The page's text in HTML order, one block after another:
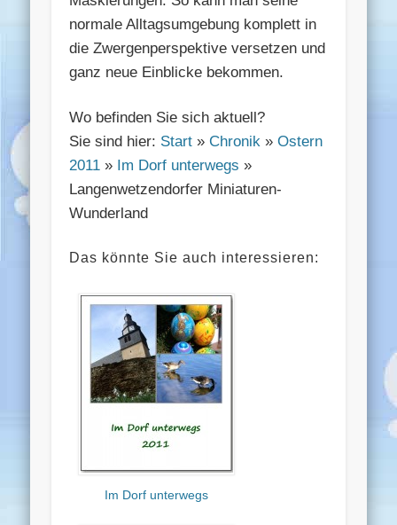
normale Alltagsumgebung komplett in
die Zwergenperspektive versetzen und
ganz neue Einblicke bekommen.
Wo befinden Sie sich aktuell?
Sie sind hier: Start »Chronik »Ostern
2011 » Im Dorf unterwegs »
Langenwetzendorfer Miniaturen-
Wunderland
Das könnte Sie auch interessieren:
Im Dorf unterwegs